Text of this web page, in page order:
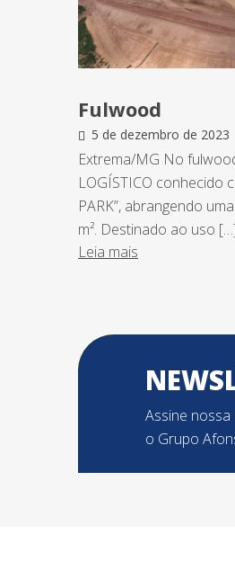
Fulwood
5 de dezembro de 2023
Extrema/MG No
LOGÍSTICO conhecido
PARK”, abrangendo
m². Destinado ao uso
Leia mais
Assine
o Grupo